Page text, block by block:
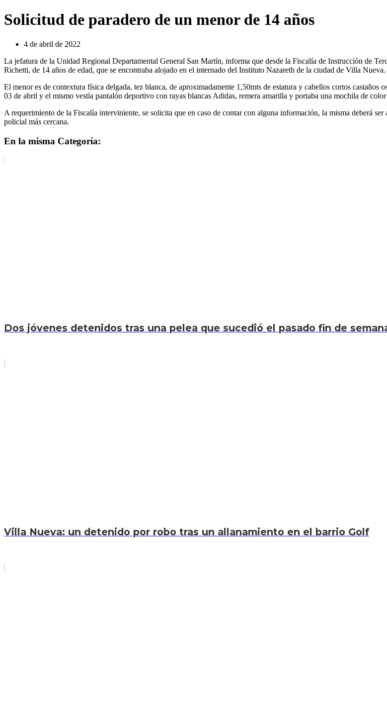
Solicitud de paradero de un menor de 14 años
4 de abril de 2022
La jefatura de la Unidad Regional Departamental General San Martín, informa que desde la Fiscalía de Instrucción de
Richetti, de 14 años de edad, que se encontraba alojado en el internado del Instituto Nazareth de la ciudad de Villa Nueva.
El menor es de contextura física delgada, tez blanca, de aproximadamente 1,50mts de estatura y cabellos cortos
03 de abril y el mismo vestía pantalón deportivo con rayas blancas Adidas, remera amarilla y portaba una mochila de
A requerimiento de la Fiscalía interviniente, se solicita que en caso de contar con alguna información, la misma deberá
policial más cercana.
En la misma Categoría:
Dos jóvenes detenidos tras una pelea que sucedió el pasado fin de
Villa Nueva: un detenido por robo tras un allanamiento en el barrio Golf